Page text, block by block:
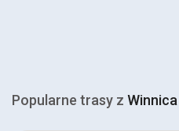
Popularne trasy z Winnica